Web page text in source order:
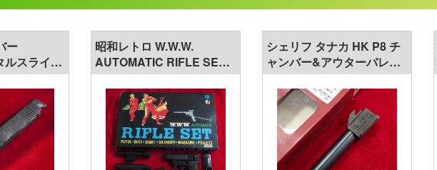
ー
ルスライド
昭和レトロ W.W.W.
AUTOMATIC RIFLE SET
ナポレオン・ソロ ワルサー
P38
シェリフ タナカ HK P8 チ
ャンバー&アウターバレル
セット スチール